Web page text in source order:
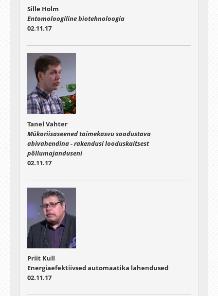
Sille Holm
Entomoloogiline biotehnoloogia
02.11.17
Tanel Vahter
Mükoriisaseened taimekasvu soodustava
abivahendina - rakendusi looduskaitsest
põllumajanduseni
02.11.17
Priit Kull
Energiaefektiivsed automaatika lahendused
02.11.17